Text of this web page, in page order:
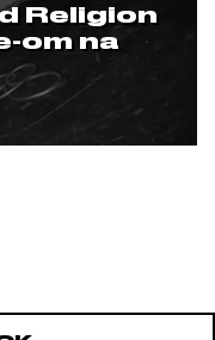
Religion
om na